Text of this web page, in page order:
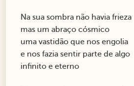
Na sua sombra não havia frieza
mas um abraço cósmico
uma vastidão que nos engolia
e nos fazia sentir parte de algo
infinito e eterno